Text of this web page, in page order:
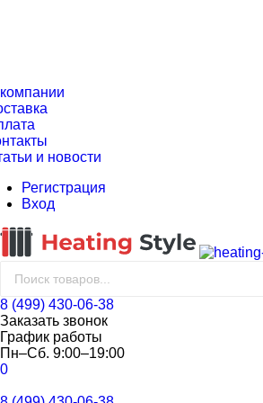
и новости
Регистрация
Вход
8 (499) 430-06-38
Заказать звонок
График работы
Пн–Сб. 9:00–19:00
0